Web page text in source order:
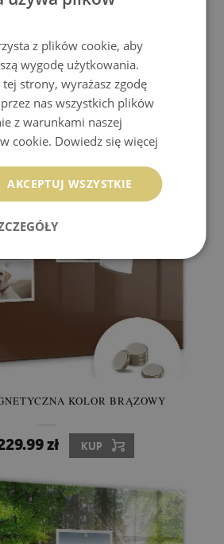
NATURA WIOSENNA
zł KUP
KOLOR BRĄZOWY
zł KUP
z plików cookie, aby
wygodę użytkowania.
tej strony, wyrażasz zgodę
nas wszystkich plików
z warunkami naszej
cookie. Dowiedz się więcej
AKCEPTUJ WSZYSTKIE